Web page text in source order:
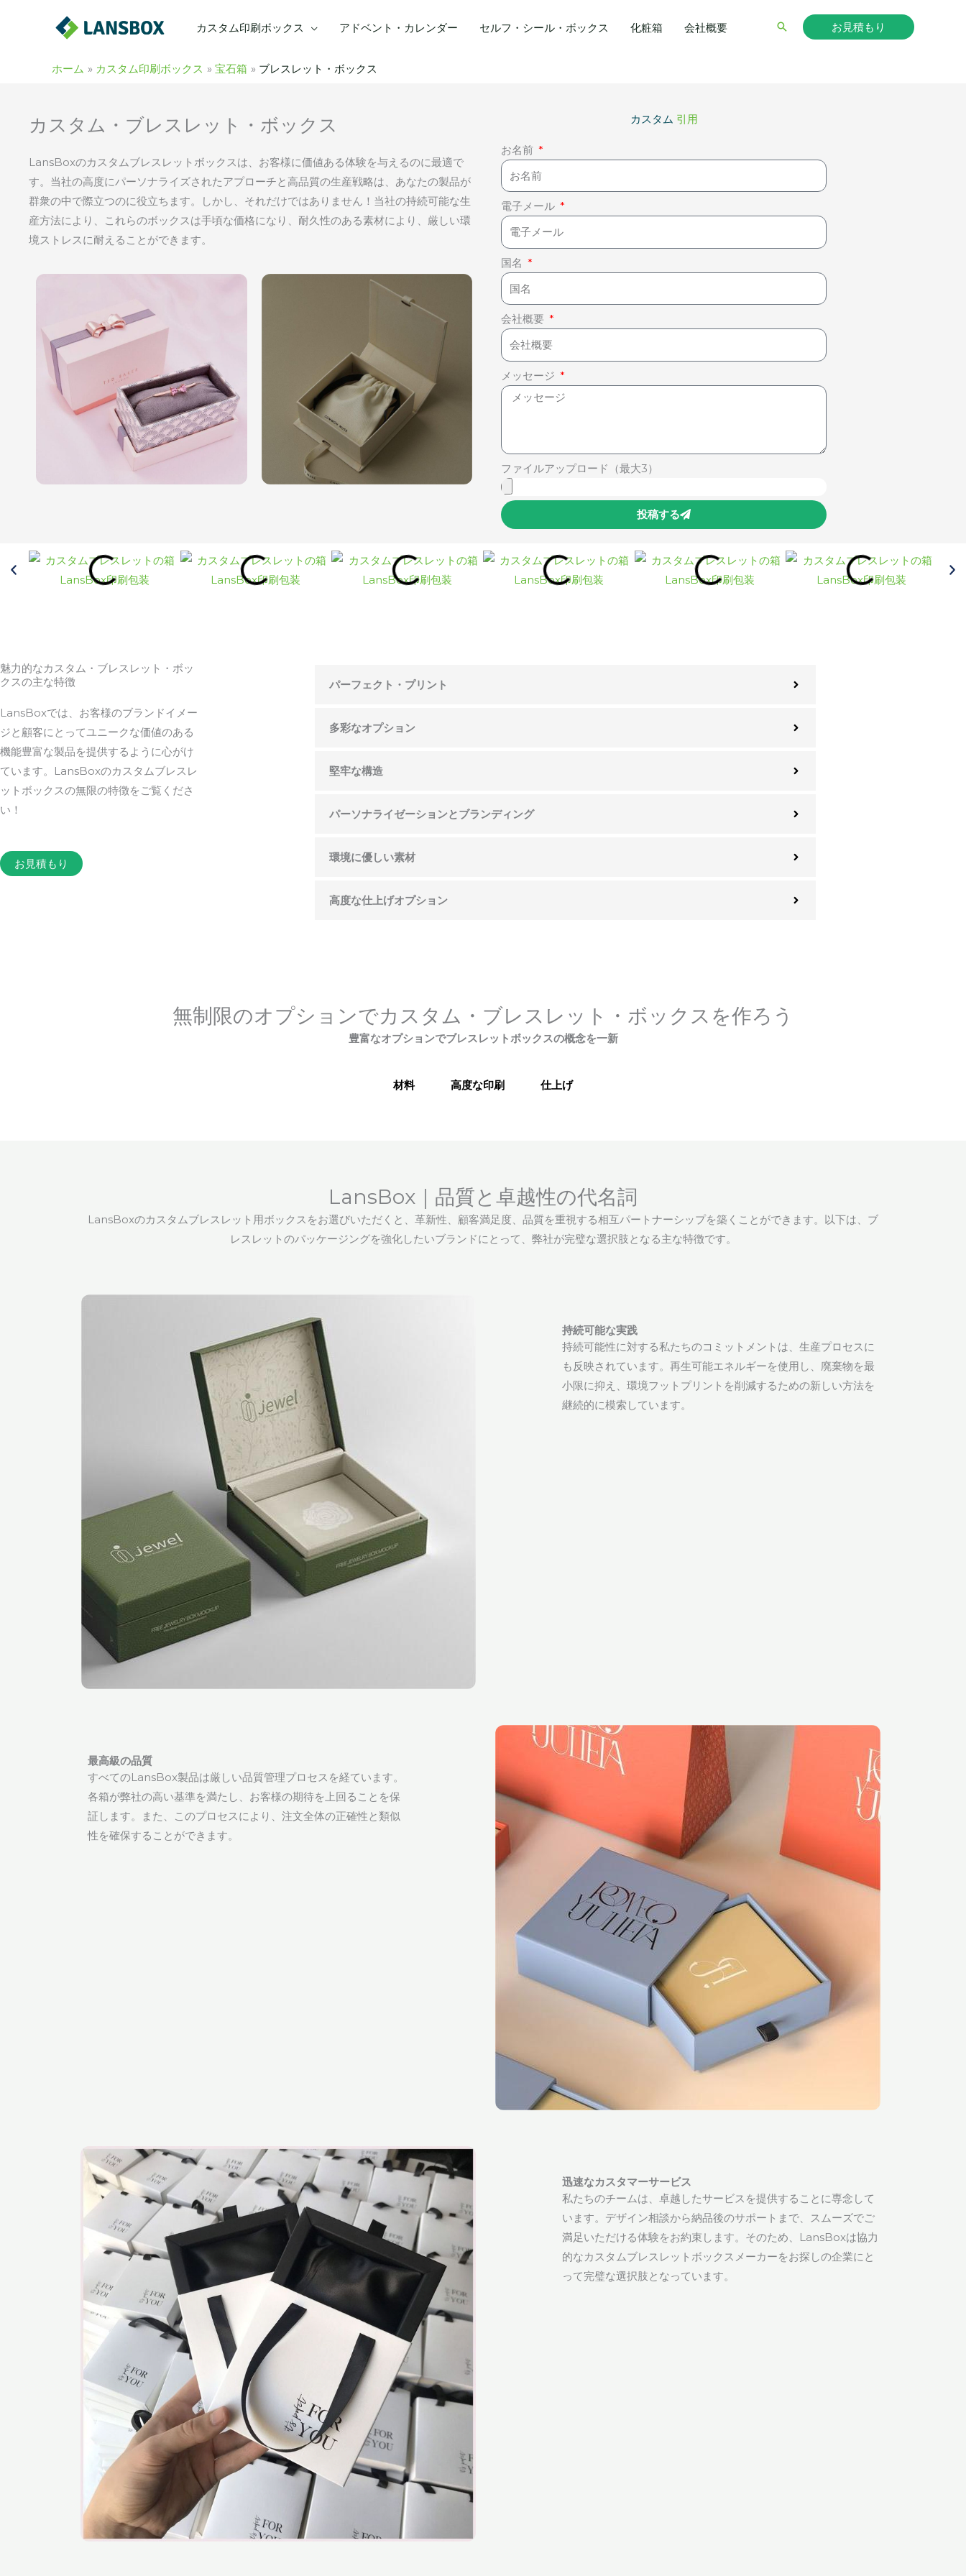
カスタム印刷ボックス アドベント・カレンダー セルフ・シール・ボックス 化粧箱 会社概要
検
お見積もり
ホーム カスタム印刷ボックス 宝石箱 ブレスレット・ボックス
カスタム・ブレスレット・ボックス
LansBoxのカスタムブレスレットボックスは、お客様に価値ある体験を与えるのに最適で
す。当社の高度にパーソナライズされたアプローチと高品質の生産戦略は、あなたの製品が
群衆の中で際立つのに役立ちます。しかし、それだけではありません！当社の持続可能な生
産方法により、これらのボックスは手頃な価格になり、耐久性のある素材により、厳しい環
境ストレスに耐えることができます。
カスタム 引用
お名前
電子メール
国名
会社概要
メッセージ
ファイルアップロード（最大3）
投稿する
魅力的なカスタム・ブレスレット・ボッ
クスの主な特徴
LansBoxでは、お客様のブランドイメー
ジと顧客にとってユニークな価値のある
機能豊富な製品を提供するように心がけ
ています。LansBoxのカスタムブレスレ
ットボックスの無限の特徴をご覧くださ
い！
お見積もり
パーフェクト・プリント
多彩なオプション
堅牢な構造
パーソナライゼーションとブランディング
環境に優しい素材
高度な仕上げオプション
無制限のオプションでカスタム・ブレスレット・ボックスを作ろう
豊富なオプションでブレスレットボックスの概念を一新
材料 高度な印刷 仕上げ
LansBox｜品質と卓越性の代名詞
LansBoxのカスタムブレスレット用ボックスをお選びいただくと、革新性、顧客満足度、品質を重視する相互パートナーシップを築くことができます。以下は、ブ
レスレットのパッケージングを強化したいブランドにとって、弊社が完璧な選択肢となる主な特徴です。
持続可能な実践
持続可能性に対する私たちのコミットメントは、生産プロセスに
も反映されています。再生可能エネルギーを使用し、廃棄物を最
小限に抑え、環境フットプリントを削減するための新しい方法を
継続的に模索しています。
最高級の品質
すべてのLansBox製品は厳しい品質管理プロセスを経ています。
各箱が弊社の高い基準を満たし、お客様の期待を上回ることを保
証します。また、このプロセスにより、注文全体の正確性と類似
性を確保することができます。
迅速なカスタマーサービス
私たちのチームは、卓越したサービスを提供することに専念して
います。デザイン相談から納品後のサポートまで、スムーズでご
満足いただける体験をお約束します。そのため、LansBoxは協力
的なカスタムブレスレットボックスメーカーをお探しの企業にと
って完璧な選択肢となっています。